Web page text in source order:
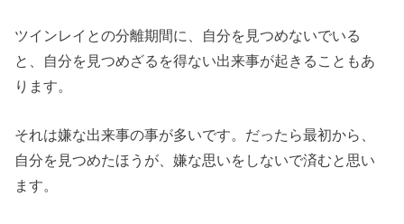
ツインレイとの分離期間に、自分を見つめないでいる
と、自分を見つめざるを得ない出来事が起きることもあ
ります。
それは嫌な出来事の事が多いです。だったら最初から、
自分を見つめたほうが、嫌な思いをしないで済むと思い
ます。